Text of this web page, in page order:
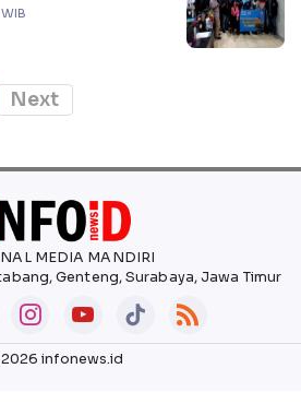
Next
MEDIA MANDIRI
Genteng, Surabaya, Jawa Timur
infonews.id